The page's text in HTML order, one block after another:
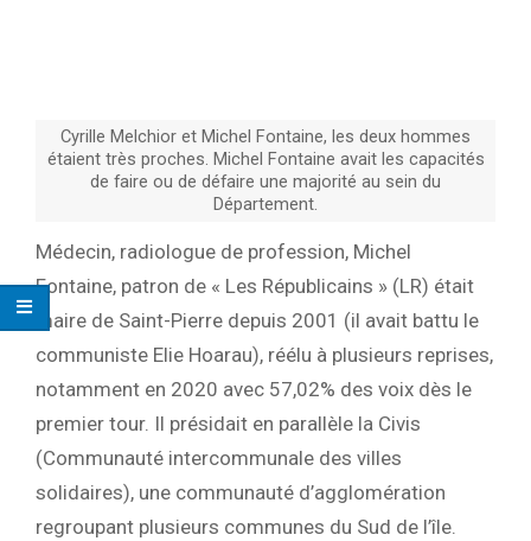
Cyrille Melchior et Michel Fontaine, les deux hommes
étaient très proches. Michel Fontaine avait les capacités
de faire ou de défaire une majorité au sein du
Département.
Médecin, radiologue de profession, Michel
Fontaine, patron de « Les Républicains » (LR) était
maire de Saint-Pierre depuis 2001 (il avait battu le
communiste Elie Hoarau), réélu à plusieurs reprises,
notamment en 2020 avec 57,02% des voix dès le
premier tour. Il présidait en parallèle la Civis
(Communauté intercommunale des villes
solidaires), une communauté d’agglomération
regroupant plusieurs communes du Sud de l’île.